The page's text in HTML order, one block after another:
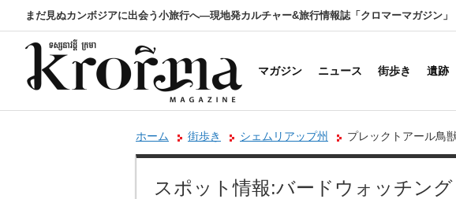
まだ見ぬカンボジアに出会う小旅行へ―現地発カルチャー&旅行情報誌「クロマーマガジン」
マガジン ニュース 街歩き 遺跡
ホーム 街歩き シェムリアップ州 プレックトアール鳥
スポット情報:バードウォッチング